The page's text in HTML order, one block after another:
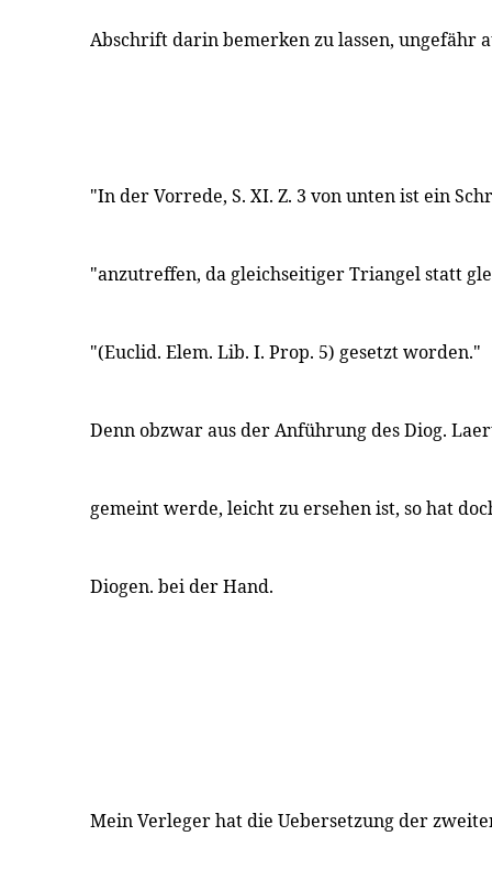
Abschrift darin bemerken zu lassen, ungefähr
"In der Vorrede, S. XI. Z. 3 von unten ist ein
"anzutreffen, da gleichseitiger Triangel statt
"(Euclid. Elem. Lib. I. Prop. 5) gesetzt worden."
Denn obzwar aus der Anführung des Diog.
gemeint werde, leicht zu ersehen ist, so hat
Diogen. bei der Hand.
Mein Verleger hat die Uebersetzung der